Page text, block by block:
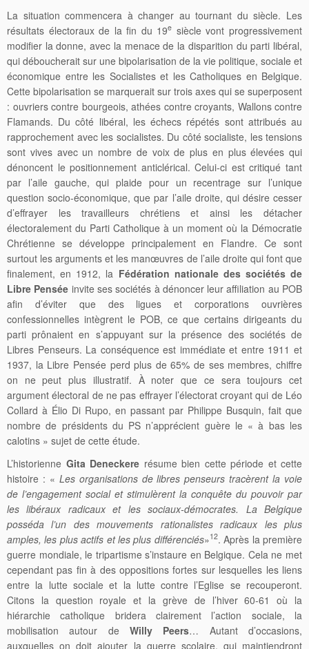
La situation commencera à changer au tournant du siècle. Les
résultats électoraux de la fin du 19e siècle vont progressivement
modifier la donne, avec la menace de la disparition du parti libéral,
qui déboucherait sur une bipolarisation de la vie politique, sociale et
économique entre les Socialistes et les Catholiques en Belgique.
Cette bipolarisation se marquerait sur trois axes qui se superposent
: ouvriers contre bourgeois, athées contre croyants, Wallons contre
Flamands. Du côté libéral, les échecs répétés sont attribués au
rapprochement avec les socialistes. Du côté socialiste, les tensions
sont vives avec un nombre de voix de plus en plus élevées qui
dénoncent le positionnement anticlérical. Celui-ci est critiqué tant
par l’aile gauche, qui plaide pour un recentrage sur l’unique
question socio-économique, que par l’aile droite, qui désire cesser
d’effrayer les travailleurs chrétiens et ainsi les détacher
électoralement du Parti Catholique à un moment où la Démocratie
Chrétienne se développe principalement en Flandre. Ce sont
surtout les arguments et les manœuvres de l’aile droite qui font que
finalement, en 1912, la Fédération nationale des sociétés de
Libre Pensée invite ses sociétés à dénoncer leur affiliation au POB
afin d’éviter que des ligues et corporations ouvrières
confessionnelles intègrent le POB, ce que certains dirigeants du
parti prônaient en s’appuyant sur la présence des sociétés de
Libres Penseurs. La conséquence est immédiate et entre 1911 et
1937, la Libre Pensée perd plus de 65% de ses membres, chiffre
on ne peut plus illustratif. À noter que ce sera toujours cet
argument électoral de ne pas effrayer l’électorat croyant qui de Léo
Collard à Élio Di Rupo, en passant par Philippe Busquin, fait que
nombre de présidents du PS n’apprécient guère le « à bas les
calotins » sujet de cette étude.
L’historienne Gita Deneckere résume bien cette période et cette
histoire : « Les organisations de libres penseurs tracèrent la voie
de l’engagement social et stimulèrent la conquête du pouvoir par
les libéraux radicaux et les sociaux-démocrates. La Belgique
posséda l’un des mouvements rationalistes radicaux les plus
amples, les plus actifs et les plus différenciés»12. Après la première
guerre mondiale, le tripartisme s’instaure en Belgique. Cela ne met
cependant pas fin à des oppositions fortes sur lesquelles les liens
entre la lutte sociale et la lutte contre l’Eglise se recouperont.
Citons la question royale et la grève de l’hiver 60-61 où la
hiérarchie catholique bridera clairement l’action sociale, la
mobilisation autour de Willy Peers… Autant d’occasions,
auxquelles on doit ajouter la guerre scolaire, qui maintiendront